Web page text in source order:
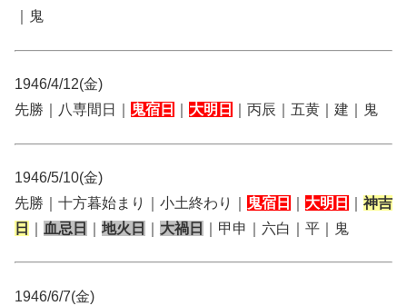
｜鬼
1946/4/12(金)
先勝｜八専間日｜
鬼宿日 大明日 ｜丙辰｜五黄｜建｜鬼
1946/5/10(金)
先勝｜十方暮始まり｜小土終わり｜
鬼宿日 大明日
神吉
日
血忌日 地火日 大禍日 ｜甲申｜六白｜平｜鬼
1946/6/7(金)